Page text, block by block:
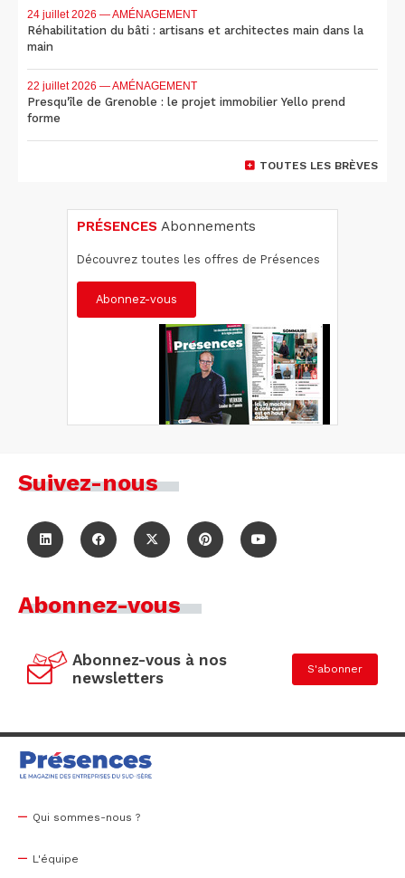
24 juillet 2026 — AMÉNAGEMENT
Réhabilitation du bâti : artisans et architectes main dans la
main
22 juillet 2026 — AMÉNAGEMENT
Presqu'île de Grenoble : le projet immobilier Yello prend
forme
TOUTES LES BRÈVES
PRÉSENCES Abonnements
Découvrez toutes les offres de Présences
Abonnez-vous
Suivez-nous
Abonnez-vous
Abonnez-vous à nos
newsletters
S'abonner
Qui sommes-nous ?
L'équipe